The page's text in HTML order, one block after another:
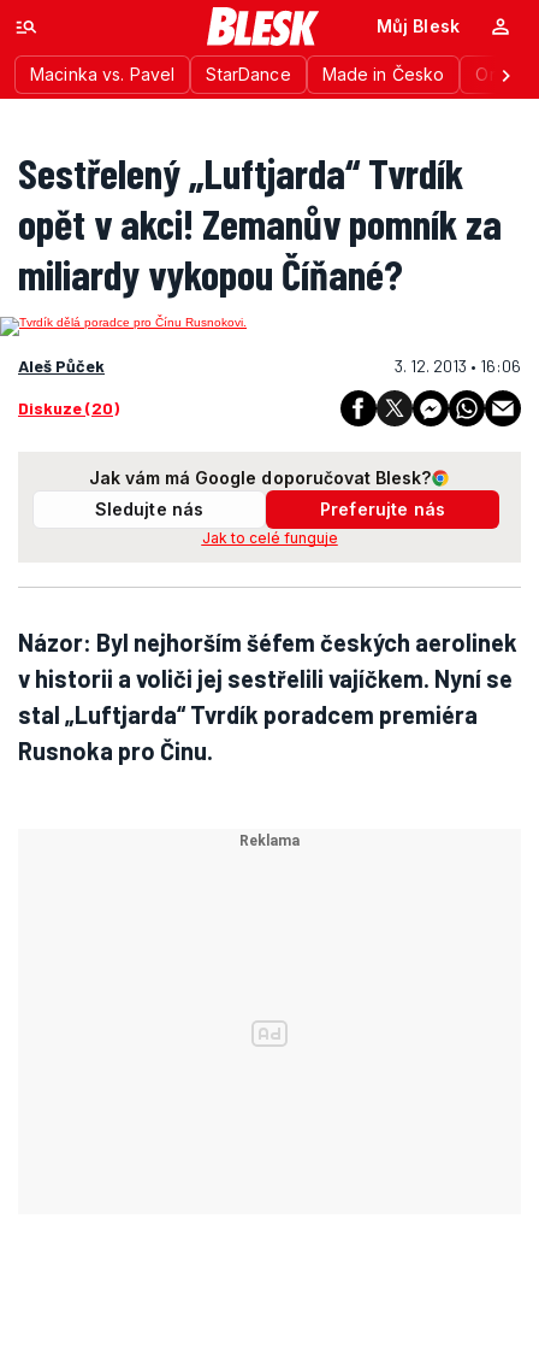
Macinka vs. Pavel StarDance Made in Česko
Můj Blesk
Sestřelený „Luftjarda“ Tvrdík
opět v akci! Zemanův pomník za
miliardy vykopou Číňané?
Aleš Půček 3. 12. 2013 • 16:06
Diskuze (20)
Jak vám má Google doporučovat Blesk?
Sledujte nás
Preferujte nás
Jak to celé funguje
Názor: Byl nejhorším šéfem českých aerolinek
v historii a voliči jej sestřelili vajíčkem. Nyní se
stal „Luftjarda“ Tvrdík poradcem premiéra
Rusnoka pro Činu.